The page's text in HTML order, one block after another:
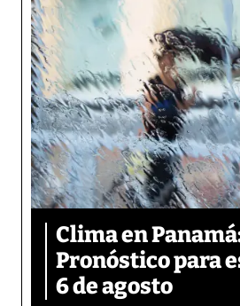
Clima en
Pronóstico para
6 de agosto